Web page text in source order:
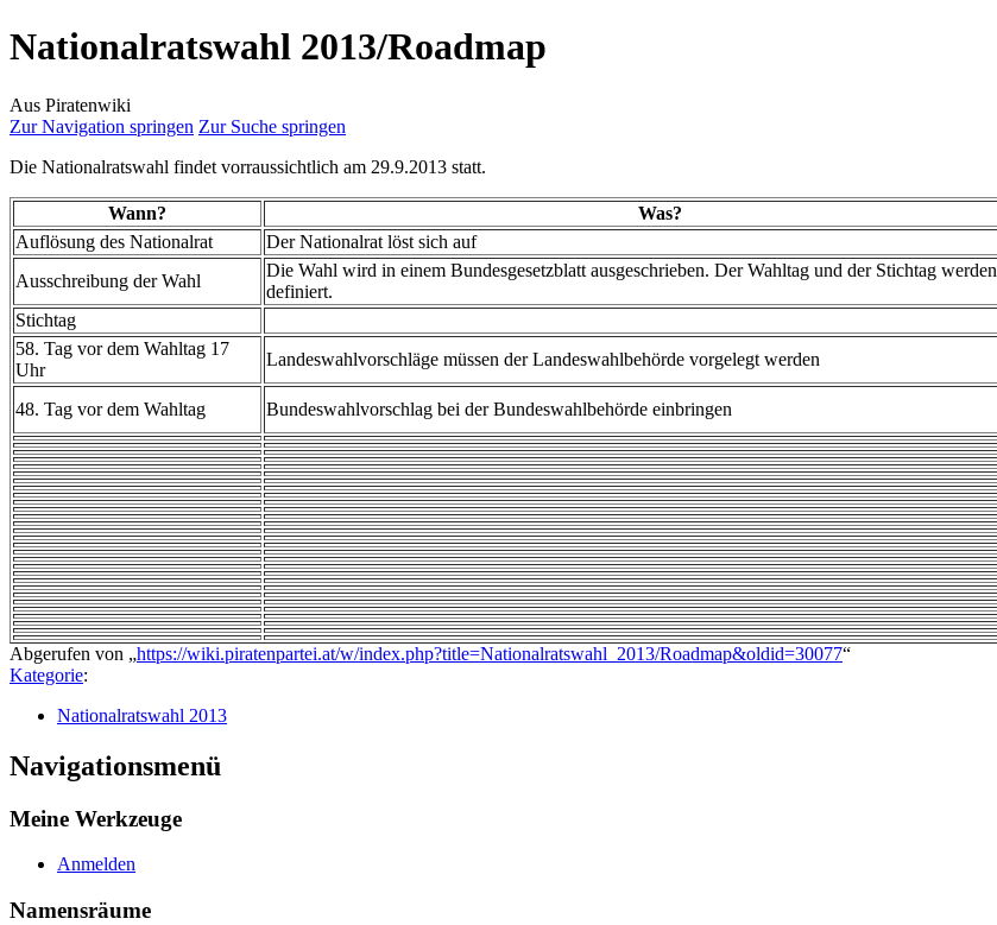
Nationalratswahl 2013/Roadmap
Aus Piratenwiki
Zur Navigation springen Zur Suche springen
Die Nationalratswahl findet vorraussichtlich am 29.9.2013 statt.
Wann? Was?
Auflösung des Nationalrat
Der Nationalrat löst sich auf
Ausschreibung der Wahl
Die Wahl wird in einem Bundesgesetzblatt ausgeschrieben. Der Wahltag und der Stichtag werden
definiert.
Stichtag
58. Tag vor dem Wahltag 17
Uhr
Landeswahlvorschläge müssen der Landeswahlbehörde vorgelegt werden
48. Tag vor dem Wahltag Bundeswahlvorschlag bei der Bundeswahlbehörde einbringen
Abgerufen von „https://wiki.piratenpartei.at/w/index.php?title=Nationalratswahl_2013/Roadmap&oldid=30077“
Kategorie:
Nationalratswahl 2013
Navigationsmenü
Meine Werkzeuge
Anmelden
Namensräume